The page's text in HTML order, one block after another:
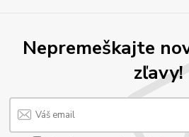
Nepremeškajte
zľavy!